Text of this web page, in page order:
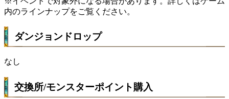
内のラインナップをご覧ください。
ダンジョンドロップ
なし
交換所/モンスターポイント購入